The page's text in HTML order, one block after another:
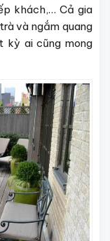
khách,… Cả gia
và ngắm quang
kỳ ai cũng mong